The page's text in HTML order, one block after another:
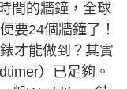
間的牆鐘，全球
要24個牆鐘了！
才能做到？其實
）已足夠。